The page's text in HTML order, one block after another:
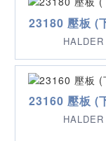
23180 壓板 (
HALDER
23160 壓板 (
HALDER